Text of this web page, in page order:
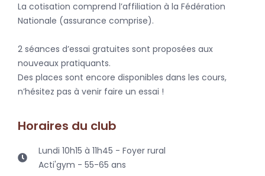
La cotisation comprend l’affiliation à la Fédération
Nationale (assurance comprise).
2 séances d’essai gratuites sont proposées aux
nouveaux pratiquants.
Des places sont encore disponibles dans les cours,
n’hésitez pas à venir faire un essai !
Horaires du club
Lundi 10h15 à 11h45 - Foyer rural
Acti'gym - 55-65 ans